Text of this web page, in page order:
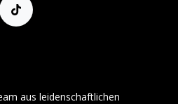
aus leidenschaftlichen